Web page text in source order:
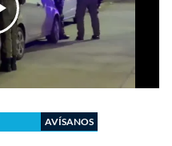
AVÍSANOS